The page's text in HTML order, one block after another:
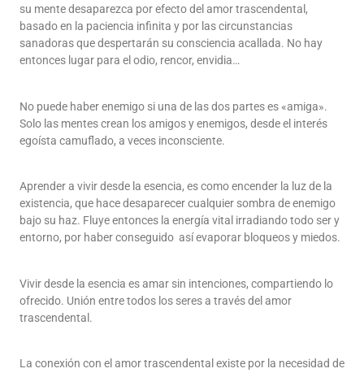
su mente desaparezca por efecto del amor trascendental,
basado en la paciencia infinita y por las circunstancias
sanadoras que despertarán su consciencia acallada. No hay
entonces lugar para el odio, rencor, envidia…
No puede haber enemigo si una de las dos partes es «amiga».
Solo las mentes crean los amigos y enemigos, desde el interés
egoísta camuflado, a veces inconsciente.
Aprender a vivir desde la esencia, es como encender la luz de la
existencia, que hace desaparecer cualquier sombra de enemigo
bajo su haz. Fluye entonces la energía vital irradiando todo ser y
entorno, por haber conseguido así evaporar bloqueos y miedos.
Vivir desde la esencia es amar sin intenciones, compartiendo lo
ofrecido. Unión entre todos los seres a través del amor
trascendental.
La conexión con el amor trascendental existe por la necesidad de